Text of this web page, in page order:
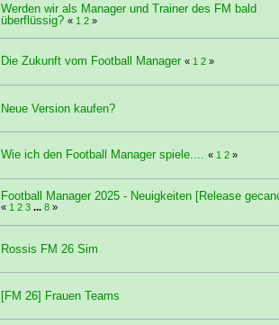
Werden wir als Manager und Trainer des FM bald
überflüssig? « 1 2»
Die Zukunft vom Football Manager « 1 2»
Neue Version kaufen?
Wie ich den Football Manager spiele.... « 1 2»
Football Manager 2025 - Neuigkeiten [Release
« 1 2 3 ... 8»
Rossis FM 26 Sim
[FM 26] Frauen Teams